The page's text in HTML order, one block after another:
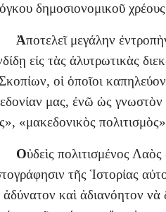
δημοσιονομικοῦ
Ἀποτελεῖ μεγάλην
εἰς τὰς ἀλυτρωτικὰς
οἱ ὁποῖοι
μας, ἐνῶ ὡς γνωστὸν
«μακεδονικὸς
Οὐδεὶς πολιτισμένος
τῆς Ἱστορίας
ἀδύνατον καὶ ἀδιανόητον